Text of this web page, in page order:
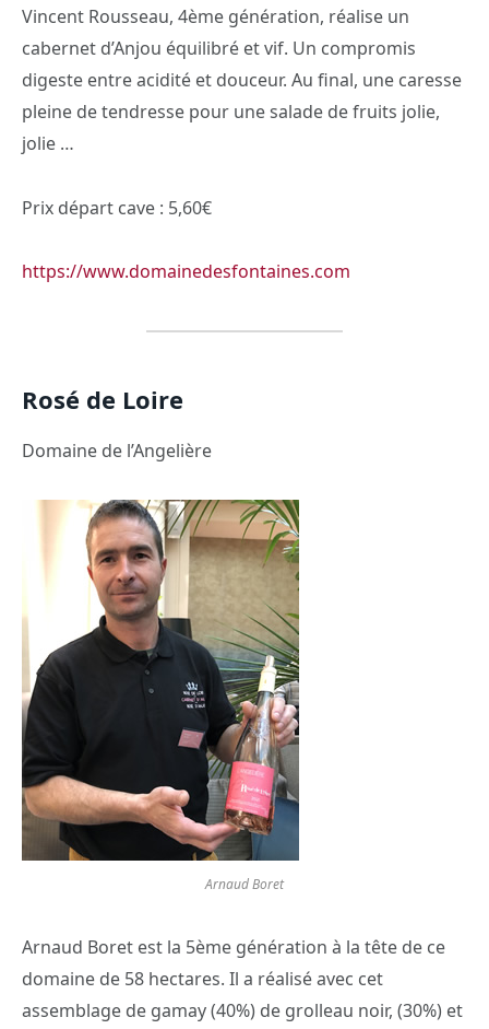
Vincent Rousseau, 4ème génération, réalise un
cabernet d’Anjou équilibré et vif. Un compromis
digeste entre acidité et douceur. Au final, une caresse
pleine de tendresse pour une salade de fruits jolie,
jolie …
Prix départ cave : 5,60€
https://www.domainedesfontaines.com
Rosé de Loire
Domaine de l’Angelière
Arnaud Boret
Arnaud Boret est la 5ème génération à la tête de ce
domaine de 58 hectares. Il a réalisé avec cet
assemblage de gamay (40%) de grolleau noir, (30%) et